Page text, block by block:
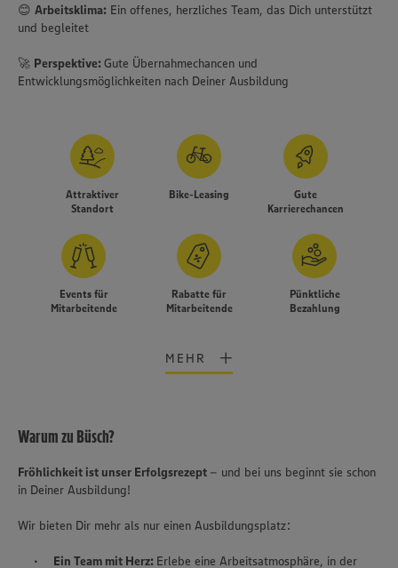
😊 Arbeitsklima: Ein offenes, herzliches Team, das Dich unterstützt
und begleitet
🚀 Perspektive:Gute Übernahmechancen und
Entwicklungsmöglichkeiten nach Deiner Ausbildung
Attraktiver
Standort
Bike-Leasing
Gute
Karrierechancen
Events für
Mitarbeitende
Rabatte für
Mitarbeitende
Pünktliche
Bezahlung
MEHR
Warum zu Büsch?
Fröhlichkeit ist unser Erfolgsrezept – und bei uns beginnt sie schon
in Deiner Ausbildung!
Wir bieten Dir mehr als nur einen Ausbildungsplatz:
Ein Team mit Herz: Erlebe eine Arbeitsatmosphäre, in der